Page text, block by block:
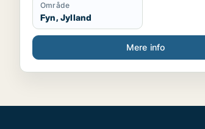
Område
Fyn, Jylland
Mere info